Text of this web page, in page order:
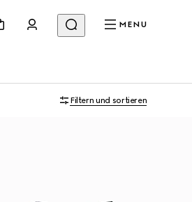
MENU
Filtern und sortieren